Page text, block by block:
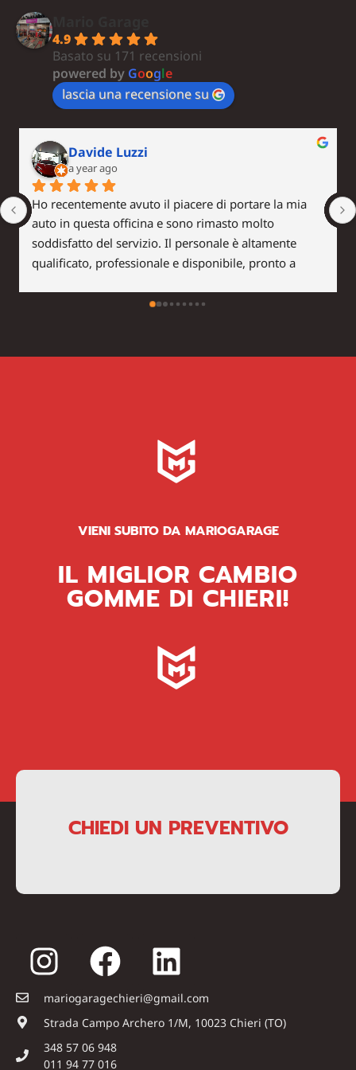
4.9
Basato su 171 recensioni
powered by Google
lascia una recensione su
rita brugnone
a year ago
Abbiamo avuto un problema con una gomma e
abbiamo conosciuto Mario Garage , casualmente ,
nonostante avesse l’officina piena sono stati gentili e
professionali ! Ci siamo tornati e sono stati super
VIENI SUBITO DA MARIOGARAGE
IL MIGLIOR CAMBIO
GOMME DI CHIERI!
CHIEDI UN PREVENTIVO
mariogaragechieri@gmail.com
Strada Campo Archero 1/M, 10023 Chieri (TO)
348 57 06 948
011 94 77 016